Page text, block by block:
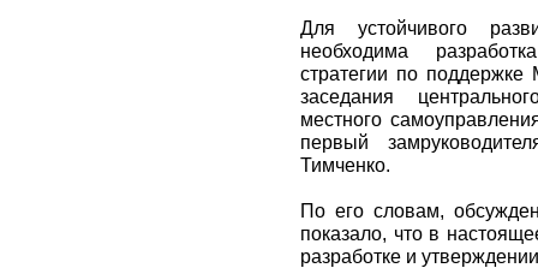
Для устойчивого
необходима
стратегии по
заседания
местного
первый
Тимченко.
По его словам,
показало, что в
разработке и утверждении